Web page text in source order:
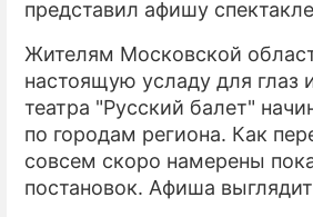
представил афишу
Жителям Московской
настоящую усладу для глаз
театра "Русский балет"
по городам региона. Как
совсем скоро намерены
постановок. Афиша